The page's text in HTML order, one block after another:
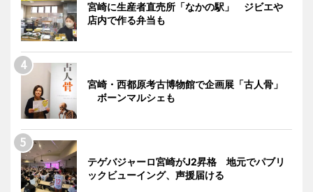
宮崎に生産者直売所「なかの駅」 ジビエや
店内で作る弁当も
宮崎・西都原考古博物館で企画展「古人骨」
ボーンマルシェも
テゲバジャーロ宮崎がJ2昇格 地元でパブリ
ックビューイング、声援届ける